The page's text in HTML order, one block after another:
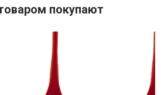
покупают